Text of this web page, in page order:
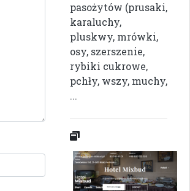
pasożytów (prusaki,
karaluchy,
pluskwy, mrówki,
osy, szerszenie,
rybiki cukrowe,
pchły, wszy, muchy,
...